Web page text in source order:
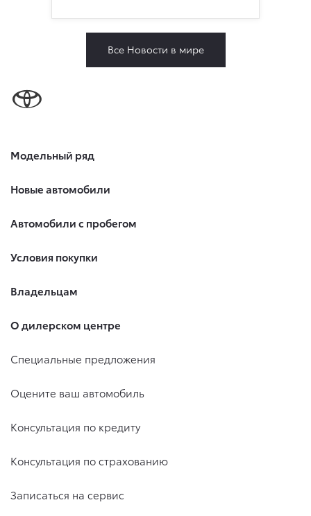
Все Новости в мире
Модельный ряд
Новые автомобили
Автомобили с пробегом
Условия покупки
Владельцам
О дилерском центре
Специальные предложения
Оцените ваш автомобиль
Консультация по кредиту
Консультация по страхованию
Записаться на сервис